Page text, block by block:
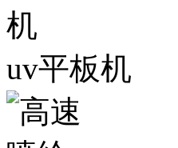
uv平板机